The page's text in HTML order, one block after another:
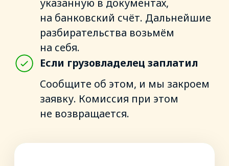
УЗНАТЬ
от стоимости перевозки
2–4%